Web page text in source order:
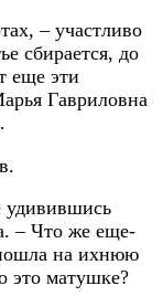
– участливо
сбирается, до
еще эти
Гавриловна
удивившись
– Что же еще-
на ихнюю
это матушке?